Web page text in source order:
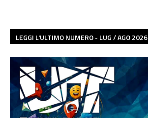
LEGGI L'ULTIMO NUMERO - LUG / AGO 2026